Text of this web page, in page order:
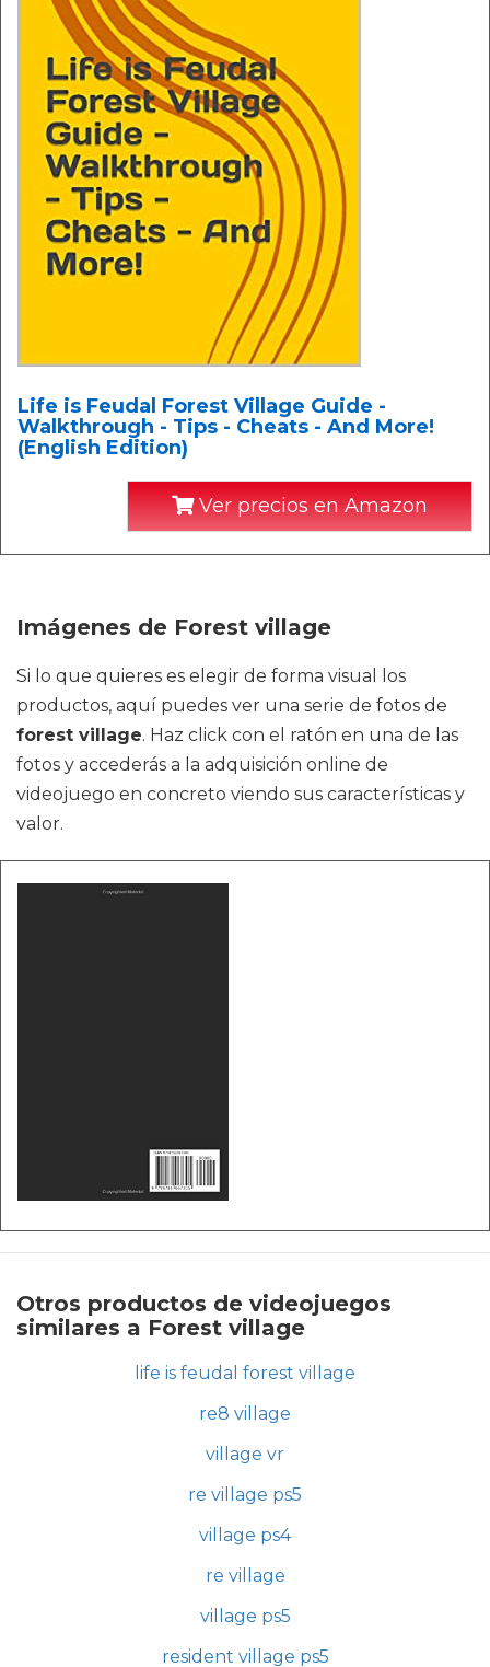
Life is Feudal Forest Village Guide -
Walkthrough - Tips - Cheats - And More!
(English Edition)
Ver precios en Amazon
Imágenes de Forest village
Si lo que quieres es elegir de forma visual los
productos, aquí puedes ver una serie de fotos de
forest village. Haz click con el ratón en una de las
fotos y accederás a la adquisición online de
videojuego en concreto viendo sus características y
valor.
Otros productos de videojuegos
similares a Forest village
life is feudal forest village
re8 village
village vr
re village ps5
village ps4
re village
village ps5
resident village ps5